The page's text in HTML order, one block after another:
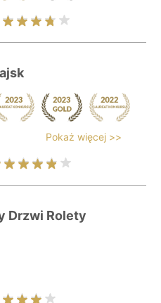
Pokaż więcej >>
Drzwi Rolety